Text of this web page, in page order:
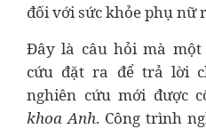
đối với sức khỏe phụ nữ
Đây là câu hỏi mà một
cứu đặt ra để trả lời
nghiên cứu mới được
khoa Anh. Công trình